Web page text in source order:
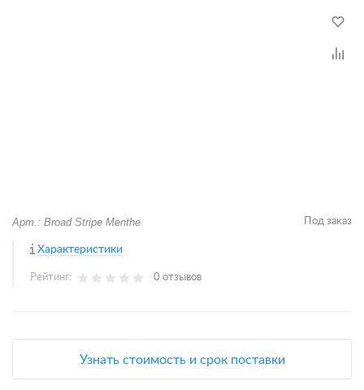
Арт.: Broad Stripe Menthe Под заказ
Характеристики
Рейтинг: 0 отзывов
Узнать стоимость и срок поставки